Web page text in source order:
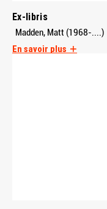
Ex-libris
Madden, Matt (1968-....)
En savoir plus